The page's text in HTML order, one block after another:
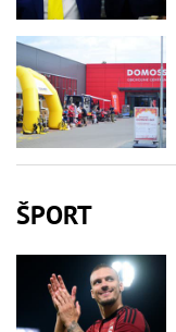
ŠPORT